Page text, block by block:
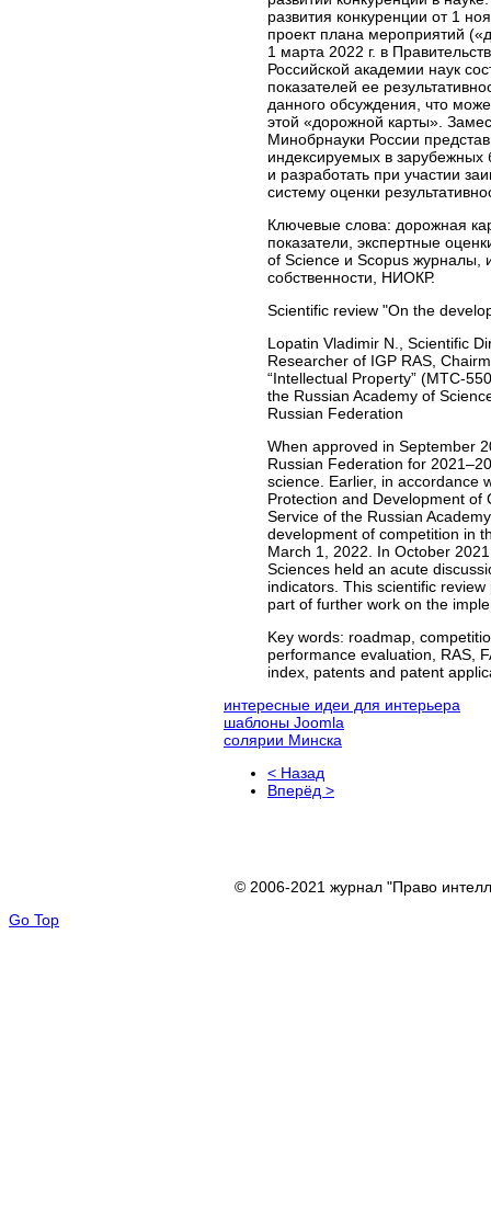
развития конкуренции от 1
проект плана мероприятий
1 марта 2022 г. в
Российской академии наук
показателей ее
данного обсуждения, что
этой «дорожной карты».
Минобрнауки России
индексируемых в зарубежных
и разработать при участии
систему оценки
Ключевые слова: дорожная
показатели, экспертные
of Science и Scopus журналы,
собственности, НИОКР.
Scientific review "On the
Lopatin Vladimir N., Scientific
Researcher of IGP RAS,
“Intellectual Property” (МТС-
the Russian Academy of
Russian Federation
When approved in September
Russian Federation for
science. Earlier, in accordance
Protection and Development
Service of the Russian
development of competition in
March 1, 2022. In October
Sciences held an acute
indicators. This scientific
part of further work on the
Key words: roadmap,
performance evaluation, RAS,
index, patents and patent
интересные идеи для интерьера
шаблоны Joomla
солярии Минска
< Назад
Вперёд >
© 2006-2021 журнал "Право
Go Top